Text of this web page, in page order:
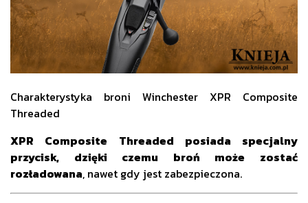
Charakterystyka broni Winchester XPR Composite
Threaded
XPR Composite Threaded posiada specjalny
przycisk, dzięki czemu broń może zostać
rozładowana, nawet gdy jest zabezpieczona.